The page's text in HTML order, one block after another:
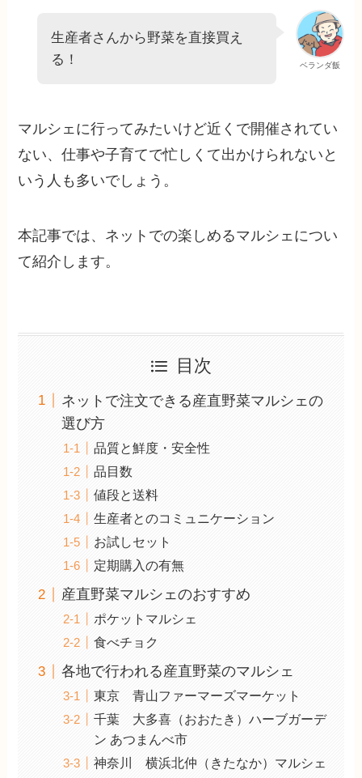
ベランダ飯
生産者さんから野菜を直接買え
る！
マルシェに行ってみたいけど近くで開催されてい
ない、仕事や子育てで忙しくて出かけられないと
いう人も多いでしょう。
本記事では、ネットでの楽しめるマルシェについ
て紹介します。
目次
ネットで注文できる産直野菜マルシェの
選び方
品質と鮮度・安全性
品目数
値段と送料
生産者とのコミュニケーション
お試しセット
定期購入の有無
産直野菜マルシェのおすすめ
ポケットマルシェ
食べチョク
各地で行われる産直野菜のマルシェ
東京 青山ファーマーズマーケット
千葉 大多喜（おおたき）ハーブガーデ
ン あつまんべ市
神奈川 横浜北仲（きたなか）マルシェ